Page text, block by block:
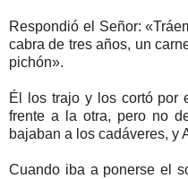
Respondió el Señor:
cabra de tres años, un
pichón».
Él los trajo y los cortó por
frente a la otra, pero no
bajaban a los cadáveres, y
Cuando iba a ponerse el